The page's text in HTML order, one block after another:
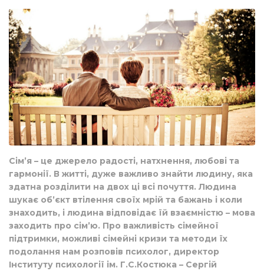
Сім’я – це джерело радості, натхнення, любові та
гармонії. В житті, дуже важливо знайти людину, яка
здатна розділити на двох ці всі почуття. Людина
шукає об’єкт втілення своїх мрій та бажань і коли
знаходить, і людина відповідає їй взаємністю – мова
заходить про сім’ю. Про важливість сімейної
підтримки, можливі сімейні кризи та методи їх
подолання нам розповів психолог, директор
Інституту психології ім. Г.С.Костюка – Сергій